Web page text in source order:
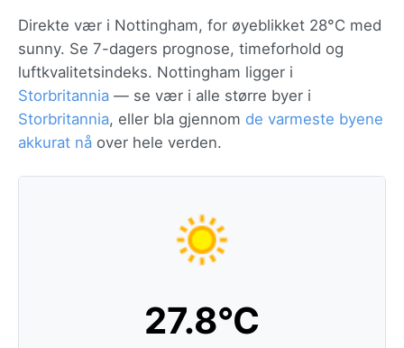
Direkte vær i Nottingham, for øyeblikket 28°C med
sunny. Se 7-dagers prognose, timeforhold og
luftkvalitetsindeks. Nottingham ligger i
Storbritannia — se vær i alle større byer i
Storbritannia, eller bla gjennom de varmeste byene
akkurat nå over hele verden.
27.8°C